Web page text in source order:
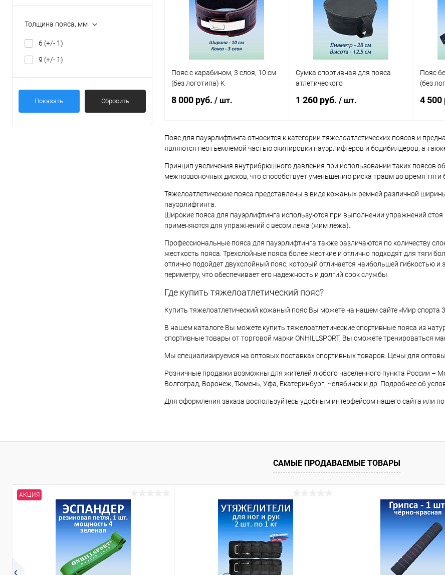
Толщина пояса, мм
6 (+/- 1)
9 (+/- 1)
Показать Сбросить
В избранное В наличии В избранное В наличии
Пояс с карабином, 3 слоя, 10 см
(без логотипа) K
8 000 руб. / шт.
В корзину
Купить в 1 клик Сравнение
Сумка спортивная для пояса
атлетического
1 260 руб. / шт.
В корзину
Купить в 1 клик Сравнение
Пояс
(без
4 500
Пояс для пауэрлифтинга относится к категории тяжелоатлетических поясов и
являются неотъемлемой частью экипировки пауэрлифтеров и бодибилдеров, а
Принцип увеличения внутрибрюшного давления при использовании таких поясов
межпозвоночных дисков, что способствует уменьшению риска травм во время тяги
Тяжелоатлетические пояса представлены в виде кожаных ремней различной
пауэрлифтинга.
Широкие пояса для пауэрлифтинга используются при выполнении упражнений
применяются для упражнений с весом лежа (жим лежа).
Профессиональные пояса для пауэрлифтинга также различаются по количеству
жесткость пояса. Трехслойные пояса более жесткие и отлично подходят для тяги
отлично подойдет двухслойный пояс, который отличается наибольшей гибкостью
периметру, что обеспечивает его надежность и долгий срок службы.
Где купить тяжелоатлетический пояс?
Купить тяжелоатлетический кожаный пояс Вы можете на нашем сайте «Мир спорта
В нашем каталоге Вы можете купить тяжелоатлетические спортивные пояса из
спортивные товары от торговой марки ONHILLSPORT, Вы сможете тренироваться
Мы специализируемся на оптовых поставках спортивных товаров. Цены для
Розничные продажи возможны для жителей любого населенного пункта России –
Волгоград, Воронеж, Тюмень, Уфа, Екатеринбург, Челябинск и др. Подробнее об
Для оформления заказа воспользуйтесь удобным интерфейсом нашего сайта или
САМЫЕ ПРОДАВАЕМЫЕ ТОВАРЫ
АКЦИЯ